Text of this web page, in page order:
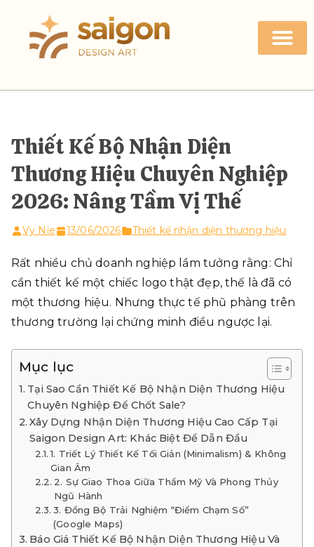
Thiết Kế Bộ Nhận Diện
Thương Hiệu Chuyên Nghiệp
2026: Nâng Tầm Vị Thế
Vy Nie 13/06/2026 Thiết kế nhận diện thương hiệu
Rất nhiều chủ doanh nghiệp lầm tưởng rằng: Chỉ
cần thiết kế một chiếc logo thật đẹp, thế là đã có
một thương hiệu. Nhưng thực tế phũ phàng trên
thương trường lại chứng minh điều ngược lại.
Mục lục
Tại Sao Cần Thiết Kế Bộ Nhận Diện Thương Hiệu
Chuyên Nghiệp Để Chốt Sale?
Xây Dựng Nhận Diện Thương Hiệu Cao Cấp Tại
Saigon Design Art: Khác Biệt Để Dẫn Đầu
1. Triết Lý Thiết Kế Tối Giản (Minimalism) & Không
Gian Âm
2. Sự Giao Thoa Giữa Thẩm Mỹ Và Phong Thủy
Ngũ Hành
3. Đồng Bộ Trải Nghiệm “Điểm Chạm Số”
(Google Maps)
Báo Giá Thiết Kế Bộ Nhận Diện Thương Hiệu Và